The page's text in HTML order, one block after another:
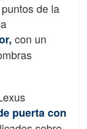
de la
con un
puerta con